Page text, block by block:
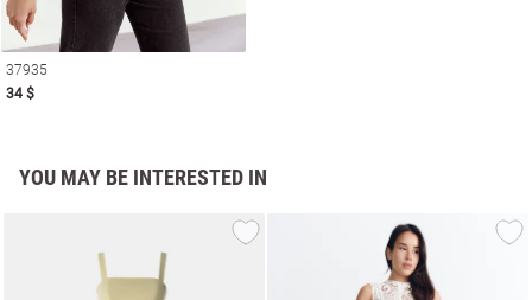
37935
34 $
YOU MAY BE INTERESTED IN